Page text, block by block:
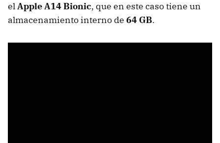
elApple A14 Bionic, que en este caso tiene un
almacenamiento interno de 64 GB.